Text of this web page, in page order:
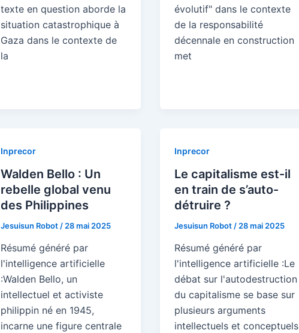
texte en question aborde la
situation catastrophique à
Gaza dans le contexte de
la
évolutif" dans le contexte
de la responsabilité
décennale en construction
met
Inprecor
Walden Bello : Un
rebelle global venu
des Philippines
Jesuisun Robot / 28 mai 2025
Résumé généré par
l'intelligence artificielle
:Walden Bello, un
intellectuel et activiste
philippin né en 1945,
incarne une figure centrale
Inprecor
Le capitalisme est-il
en train de s’auto-
détruire ?
Jesuisun Robot / 28 mai 2025
Résumé généré par
l'intelligence artificielle :Le
débat sur l'autodestruction
du capitalisme se base sur
plusieurs arguments
intellectuels et conceptuels